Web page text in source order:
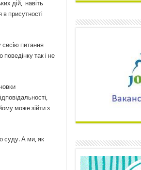
дій, навіть
присутності
сесію питання
так і не
може зійти з
суду. А ми, як